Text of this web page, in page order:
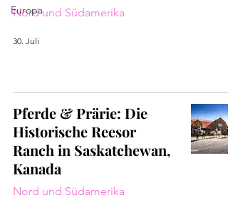
Europa
Nord und Südamerika
30. Juli
Pferde & Prärie: Die
Historische Reesor
Ranch in Saskatchewan,
Kanada
Nord und Südamerika